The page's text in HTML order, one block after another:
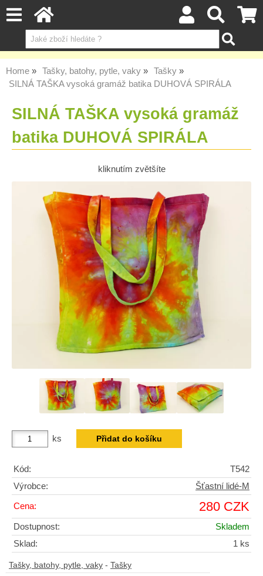
Home Tašky, batohy, pytle, vaky
Tašky
SILNÁ TAŠKA vysoká gramáž batika DUHOVÁ SPIRÁLA
SILNÁ TAŠKA vysoká gramáž
batika DUHOVÁ SPIRÁLA
kliknutím zvětšíte
ks
Kód:
T542
Výrobce:
Šťastní lidé-M
Cena: 280 CZK
Dostupnost:
Skladem
Sklad:
1 ks
Tašky, batohy, pytle, vaky - Tašky